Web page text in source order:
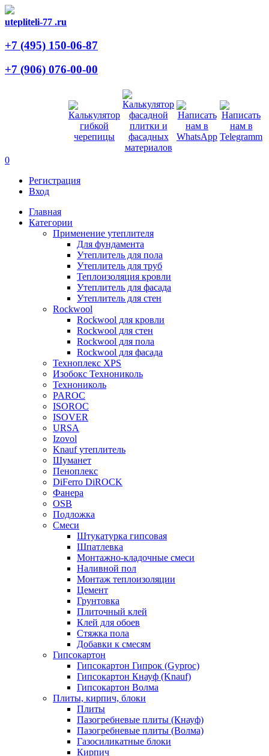
utepliteli-77 .ru
+7 (495) 150-06-87
+7 (906) 076-00-00
0
Регистрация
Вход
Главная
Категории
Применение утеплителя
Для фундамента
Утеплитель для пола
Утеплитель для труб
Теплоизоляция кровли
Утеплитель для фасада
Утеплитель для стен
Rockwool
Rockwool для кровли
Rockwool для стен
Rockwool для пола
Rockwool для фасада
Техноплекс XPS
Изобокс Технониколь
Технониколь
PAROC
ISOROC
ISOVER
URSA
Izovol
Knauf утеплитель
Шуманет
Пеноплекс
DiFerro DiROCK
Фанера
OSB
Подложка
Смеси
Штукатурка гипсовая
Шпатлевка
Монтажно-кладочные смеси
Наливной пол
Монтаж теплоизоляции
Цемент
Грунтовка
Плиточный клей
Клей для обоев
Стяжка пола
Добавки к смесям
Гипсокартон
Гипсокартон Гипрок (Gyproc)
Гипсокартон Кнауф (Knauf)
Гипсокартон Волма
Плиты, кирпич, блоки
Плиты
Пазогребневые плиты (Кнауф)
Пазогребневые плиты (Волма)
Газосиликатные блоки
Кирпич